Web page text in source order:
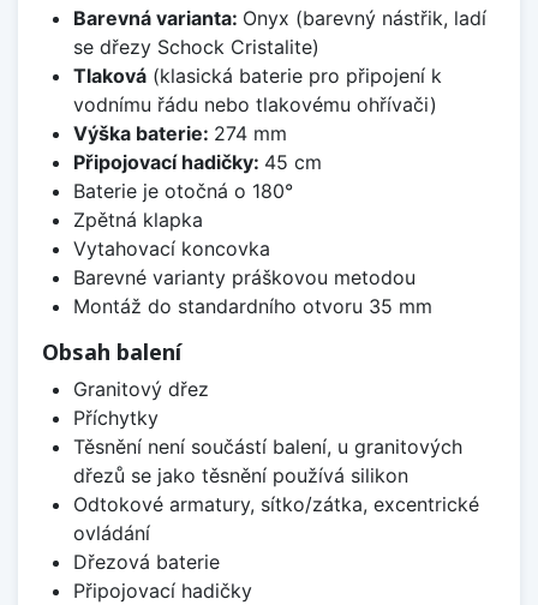
Barevná varianta: Onyx (barevný nástřik, ladí
se dřezy Schock Cristalite)
Tlaková(klasická baterie pro připojení k
vodnímu řádu nebo tlakovému ohřívači)
Výška baterie: 274 mm
Připojovací hadičky: 45 cm
Baterie je otočná o 180°
Zpětná klapka
Vytahovací koncovka
Barevné varianty práškovou metodou
Montáž do standardního otvoru 35 mm
Obsah balení
Granitový dřez
Příchytky
Těsnění není součástí balení, u granitových
dřezů se jako těsnění používá silikon
Odtokové armatury, sítko/zátka, excentrické
ovládání
Dřezová baterie
Připojovací hadičky